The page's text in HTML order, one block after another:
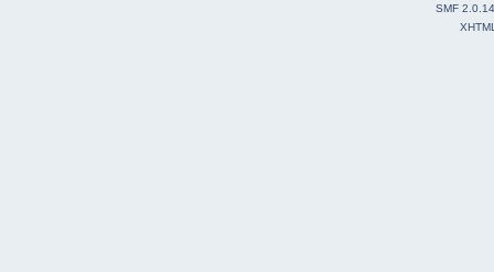
SMF 2.0.14